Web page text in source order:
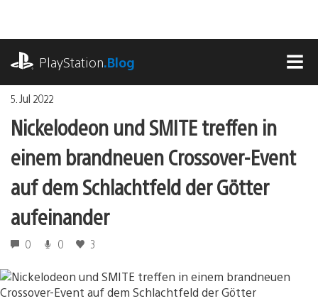
springen
PlayStation.Blog
5. Jul 2022
Nickelodeon und SMITE treffen in
einem brandneuen Crossover-Event
auf dem Schlachtfeld der Götter
aufeinander
0 0 3